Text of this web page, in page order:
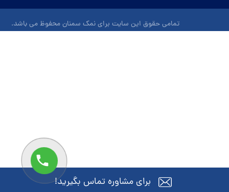
تمامی حقوق این سایت برای نمک سمنان محفوظ می باشد.
برای مشاوره تماس بگیرید!